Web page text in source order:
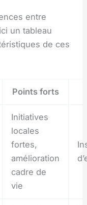
entre
un tableau
de ces
Points forts
Initiatives
locales
fortes,
amélioration
cadre de
vie